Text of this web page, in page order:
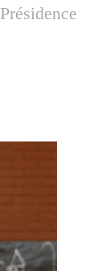
Présidence